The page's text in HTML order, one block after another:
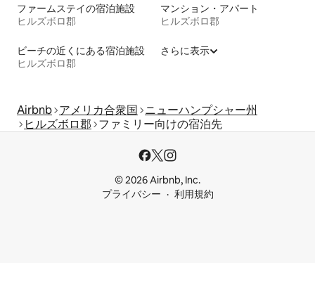
ファームステイの宿泊施設
ヒルズボロ郡
マンション・アパート
ヒルズボロ郡
ビーチの近くにある宿泊施設
ヒルズボロ郡
さらに表示
Airbnb アメリカ合衆国 ニューハンプシャー州
ヒルズボロ郡 ファミリー向けの宿泊先
© 2026 Airbnb, Inc.
プライバシー
利用規約